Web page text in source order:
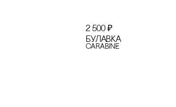
2 500 ₽
БУЛАВКА
cARABINE